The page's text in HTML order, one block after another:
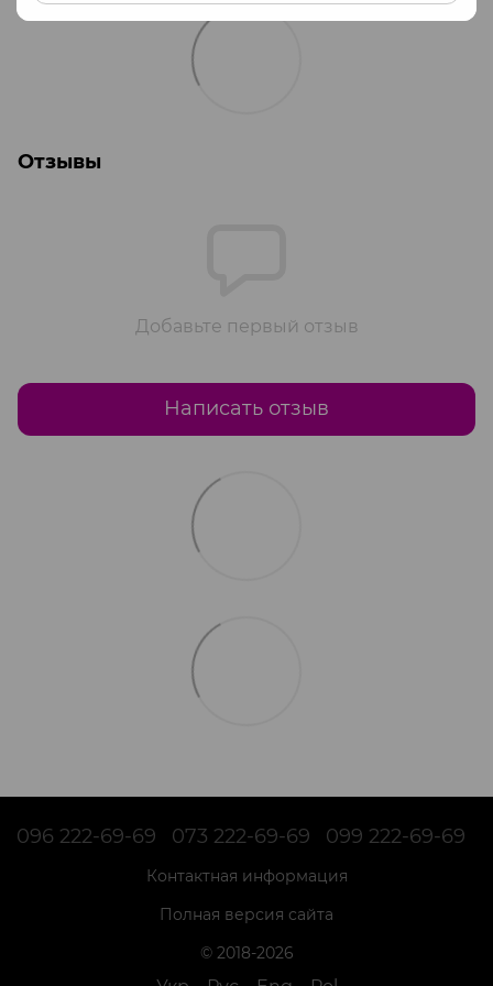
Отзывы
Добавьте первый отзыв
Написать отзыв
096 222-69-69 073 222-69-69 099 222-69-69
Контактная информация
Полная версия сайта
© 2018-2026